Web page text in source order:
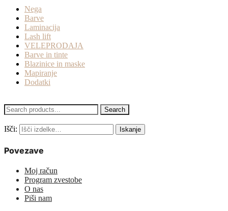
Nega
Barve
Laminacija
Lash lift
VELEPRODAJA
Barve in tinte
Blazinice in maske
Mapiranje
Dodatki
Search
Išči: Iskanje
Povezave
Moj račun
Program zvestobe
O nas
Piši nam